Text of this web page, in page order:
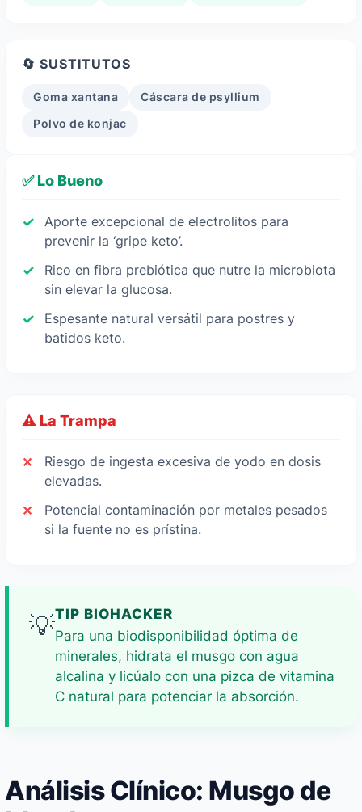
🔄 SUSTITUTOS
Goma xantana Cáscara de psyllium
Polvo de konjac
✅ Lo Bueno
Aporte excepcional de electrolitos para
prevenir la ‘gripe keto’.
Rico en fibra prebiótica que nutre la microbiota
sin elevar la glucosa.
Espesante natural versátil para postres y
batidos keto.
⚠️ La Trampa
Riesgo de ingesta excesiva de yodo en dosis
elevadas.
Potencial contaminación por metales pesados
si la fuente no es prístina.
💡TIP BIOHACKER
Para una biodisponibilidad óptima de
minerales, hidrata el musgo con agua
alcalina y licúalo con una pizca de vitamina
C natural para potenciar la absorción.
Análisis Clínico: Musgo de